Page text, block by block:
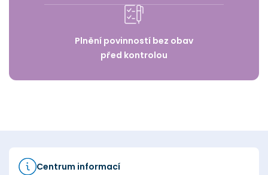
Plnění povinností bez obav
před kontrolou
Centrum informací